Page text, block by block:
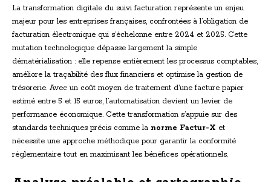
La transformation digitale du suivi facturation représente un enjeu
majeur pour les entreprises françaises, confrontées à l’obligation de
facturation électronique qui s’échelonne entre 2024 et 2025. Cette
mutation technologique dépasse largement la simple
dématérialisation : elle repense entièrement les processus comptables,
améliore la traçabilité des flux financiers et optimise la gestion de
trésorerie. Avec un coût moyen de traitement d’une facture papier
estimé entre 5 et 15 euros, l’automatisation devient un levier de
performance économique. Cette transformation s’appuie sur des
standards techniques précis comme la norme Factur-X et
nécessite une approche méthodique pour garantir la conformité
réglementaire tout en maximisant les bénéfices opérationnels.